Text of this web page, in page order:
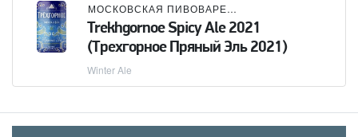
МОСКОВСКАЯ ПИВОВАРЕННАЯ КОМПАНИЯ (МПК)
Trekhgornoe Spicy Ale 2021
(Трехгорное Пряный Эль 2021)
Winter Ale